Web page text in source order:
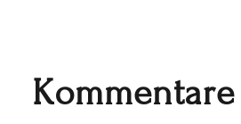
Kommentare